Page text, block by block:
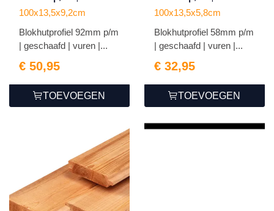
geschaafd | vuren |
geïmpregneerd
100x13,5x9,2cm
Blokhutprofiel 92mm p/m
| geschaafd | vuren |...
€ 50,95
TOEVOEGEN
geschaafd | vuren |
geïmpregneerd
100x13,5x5,8cm
Blokhutprofiel 58mm p/m
| geschaafd | vuren |...
€ 32,95
TOEVOEGEN